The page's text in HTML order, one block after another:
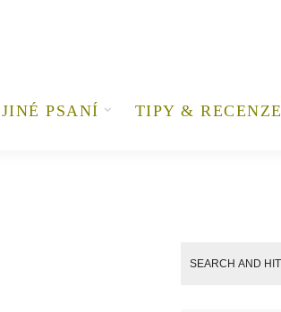
JINÉ PSANÍ TIPY & RECENZE